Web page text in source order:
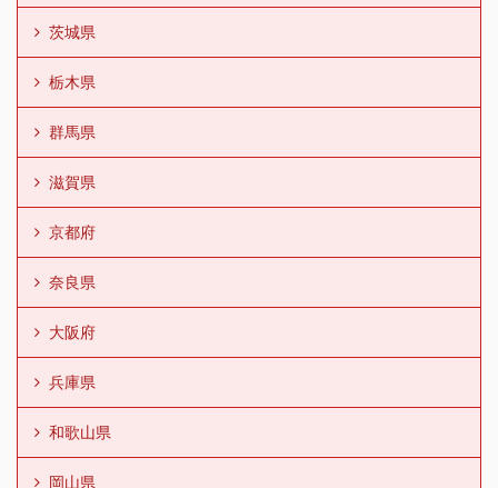
茨城県
栃木県
群馬県
滋賀県
京都府
奈良県
大阪府
兵庫県
和歌山県
岡山県